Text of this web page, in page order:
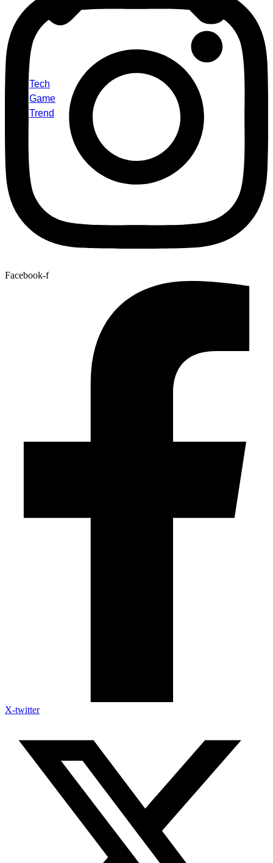
Tech
Game
Trend
Facebook-f
X-twitter